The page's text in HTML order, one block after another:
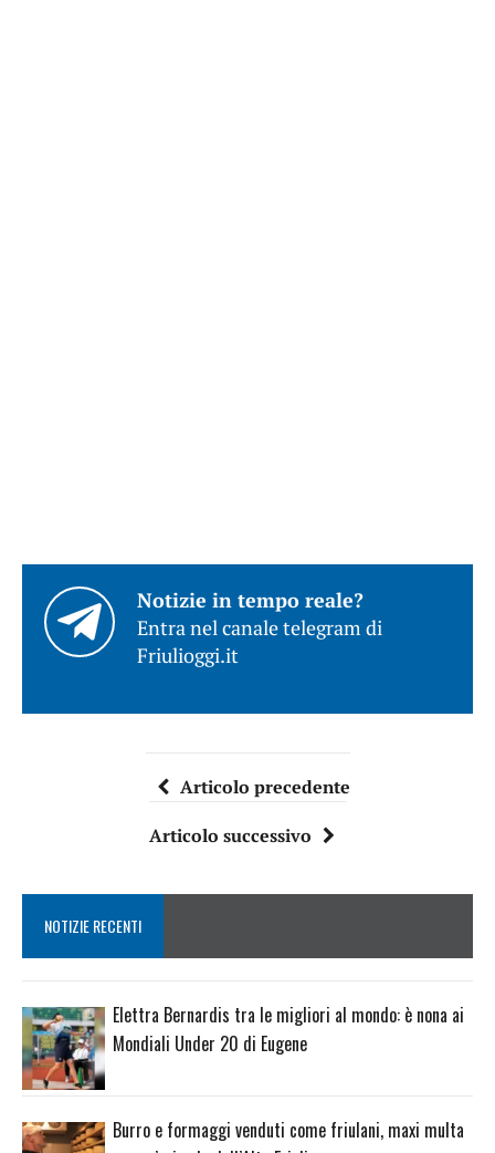
Notizie in tempo reale?
Entra nel canale telegram di
Friulioggi.it
Articolo precedente
Articolo successivo
NOTIZIE RECENTI
Elettra Bernardis tra le migliori al mondo: è nona ai
Mondiali Under 20 di Eugene
Burro e formaggi venduti come friulani, maxi multa